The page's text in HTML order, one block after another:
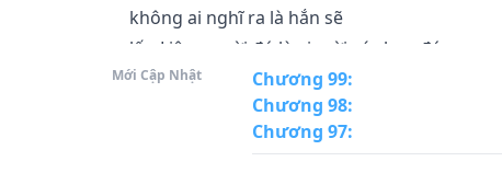
không ai nghĩ ra là hắn sẽ
lấy. Liệu người đó là ai mời các bạn đón xem.
Mới Cập Nhật Chương 99:
Chương 98:
Chương 97: